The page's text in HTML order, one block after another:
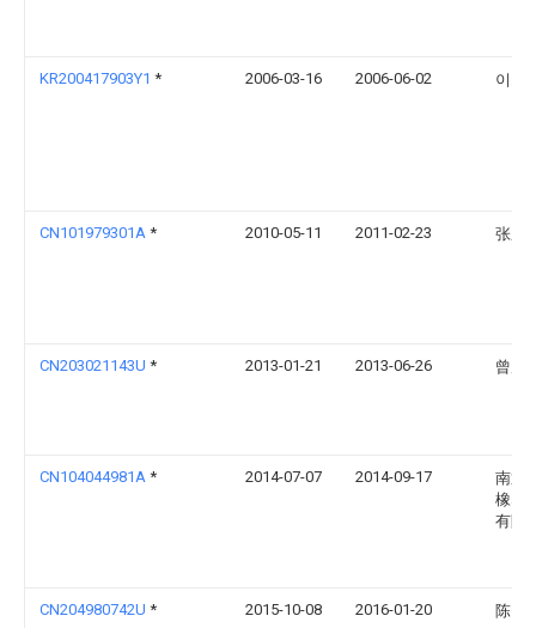
KR200417903Y1 * 2006-03-16 2006-06-02 이희
CN101979301A * 2010-05-11 2011-02-23 张应
CN203021143U * 2013-01-21 2013-06-26 曾广
CN104044981A * 2014-07-07 2014-09-17
南通
橡塑
有限
CN204980742U * 2015-10-08 2016-01-20 陈国